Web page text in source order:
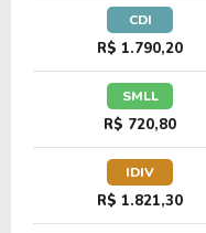
24,54
21,99
CDI
R$ 1.790,20
SMLL
R$ 720,80
IDIV
R$ 1.821,30